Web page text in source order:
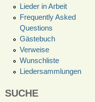
Lieder in Arbeit
Frequently Asked
Questions
Gästebuch
Verweise
Wunschliste
Liedersammlungen
SUCHE